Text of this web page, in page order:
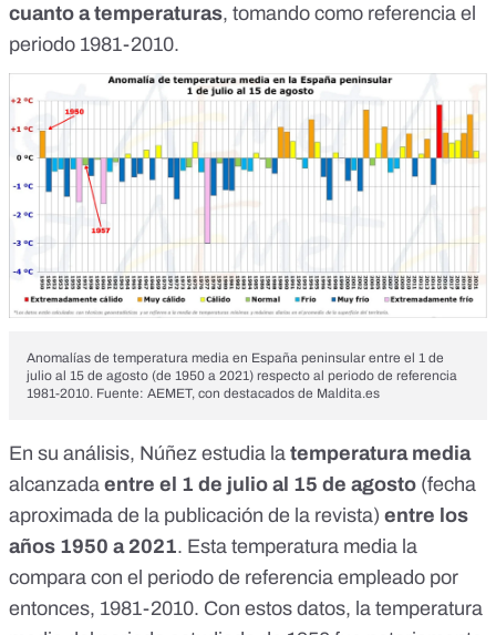
cuanto a temperaturas, tomando como referencia el
periodo 1981-2010.
Anomalías de temperatura media en España peninsular entre el 1 de
julio al 15 de agosto (de 1950 a 2021) respecto al periodo de referencia
1981-2010. Fuente: AEMET, con destacados de Maldita.es
En su análisis, Núñez estudia la temperatura media
alcanzada entre el 1 de julio al 15 de agosto (fecha
aproximada de la publicación de la revista) entre los
años 1950 a 2021. Esta temperatura media la
compara con el periodo de referencia empleado por
entonces, 1981-2010. Con estos datos, la temperatura